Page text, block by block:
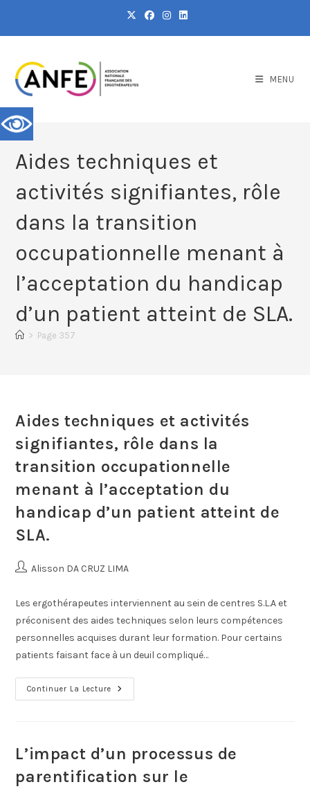
MENU
Aides techniques et
activités signifiantes, rôle
dans la transition
occupationnelle menant à
l’acceptation du handicap
d’un patient atteint de SLA.
> Page 357
Aides techniques et activités
signifiantes, rôle dans la
transition occupationnelle
menant à l’acceptation du
handicap d’un patient atteint de
SLA.
Alisson DA CRUZ LIMA
Les ergothérapeutes interviennent au sein de centres S.L.A et
préconisent des aides techniques selon leurs compétences
personnelles acquises durant leur formation. Pour certains
patients faisant face à un deuil compliqué…
Continuer La Lecture
L’impact d’un processus de
parentification sur le